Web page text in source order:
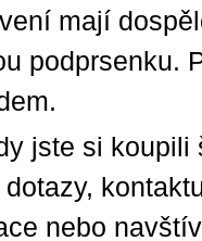
mají
podprsenku.
jste si
nebo